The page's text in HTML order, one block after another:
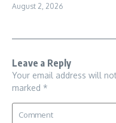
August 2, 2026
Leave a Reply
Your email address will
marked *